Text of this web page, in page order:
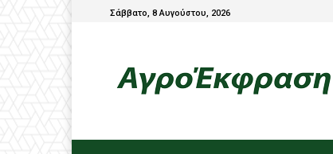
Σάββατο, 8 Αυγούστου, 2026